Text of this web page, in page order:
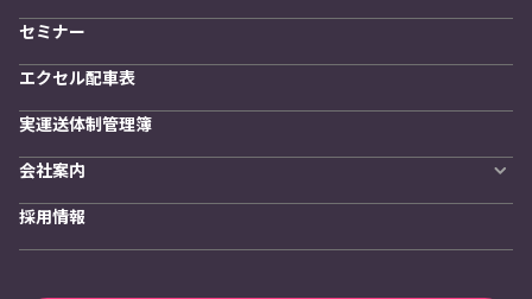
セミナー
エクセル配車表
実運送体制管理簿
会社案内
私たちの想い
採用情報